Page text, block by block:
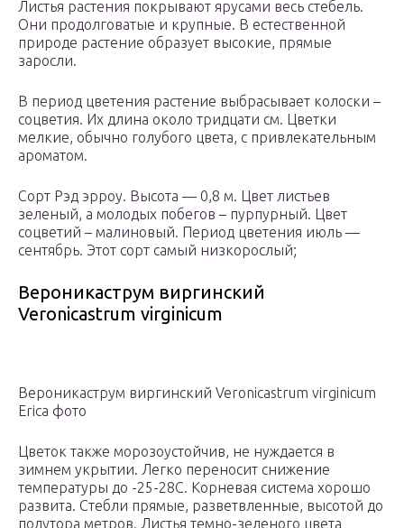
Листья растения покрывают ярусами весь стебель.
Они продолговатые и крупные. В естественной
природе растение образует высокие, прямые
заросли.
В период цветения растение выбрасывает колоски –
соцветия. Их длина около тридцати см. Цветки
мелкие, обычно голубого цвета, с привлекательным
ароматом.
Сорт Рэд эрроу. Высота — 0,8 м. Цвет листьев
зеленый, а молодых побегов – пурпурный. Цвет
соцветий – малиновый. Период цветения июль —
сентябрь. Этот сорт самый низкорослый;
Вероникаструм виргинский
Veronicastrum virginicum
Вероникаструм виргинский Veronicastrum virginicum
Erica фото
Цветок также морозоустойчив, не нуждается в
зимнем укрытии. Легко переносит снижение
температуры до -25-28C. Корневая система хорошо
развита. Стебли прямые, разветвленные, высотой до
полутора метров. Листья темно-зеленого цвета